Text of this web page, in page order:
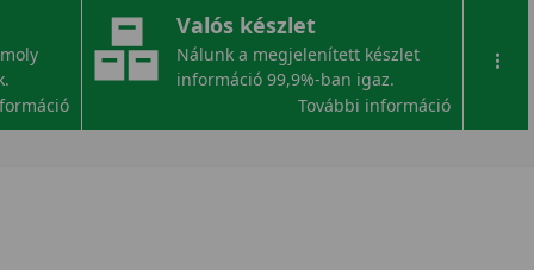
Valós készlet
Nálunk a megjelenített készlet
információ 99,9%-ban igaz.
További információ
...